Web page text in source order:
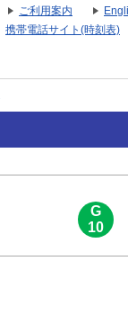
ご利用案内
携帯電話サイト(時刻表)
G
10